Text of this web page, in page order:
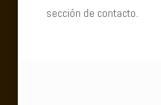
sección de contacto.